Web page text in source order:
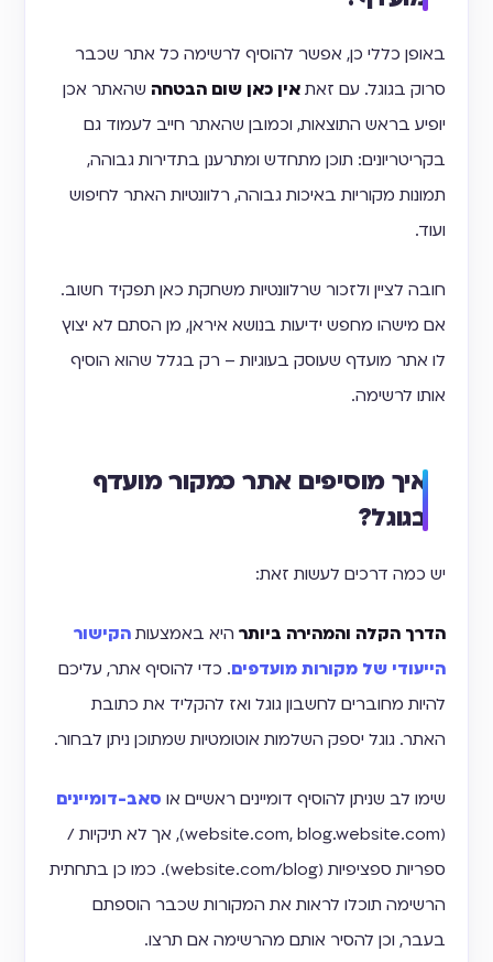
באופן כללי כן, אפשר להוסיף לרשימה כל אתר שכבר
סרוק בגוגל. עם זאת אין כאן שום הבטחה שהאתר אכן
יופיע בראש התוצאות, וכמובן שהאתר חייב לעמוד גם
בקריטריונים: תוכן מתחדש ומתרענן בתדירות גבוהה,
תמונות מקוריות באיכות גבוהה, רלוונטיות האתר לחיפוש
ועוד.
חובה לציין ולזכור שרלוונטיות משחקת כאן תפקיד חשוב.
אם מישהו מחפש ידיעות בנושא איראן, מן הסתם לא יצוץ
לו אתר מועדף שעוסק בעוגיות – רק בגלל שהוא הוסיף
אותו לרשימה.
איך מוסיפים אתר כמקור מועדף
בגוגל?
יש כמה דרכים לעשות זאת:
הדרך הקלה והמהירה ביותר היא באמצעות הקישור
הייעודי של מקורות מועדפים. כדי להוסיף אתר, עליכם
להיות מחוברים לחשבון גוגל ואז להקליד את כתובת
האתר. גוגל יספק השלמות אוטומטיות שמתוכן ניתן לבחור.
שימו לב שניתן להוסיף דומיינים ראשיים או סאב-דומיינים
(website.com, blog.website.com), אך לא תיקיות /
ספריות ספציפיות (website.com/blog). כמו כן בתחתית
הרשימה תוכלו לראות את המקורות שכבר הוספתם
בעבר, וכן להסיר אותם מהרשימה אם תרצו.